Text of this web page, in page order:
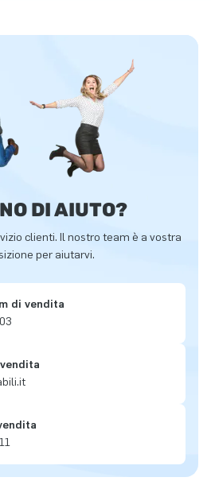
DI AIUTO?
clienti. Il nostro team è a vostra
per aiutarvi.
di vendita